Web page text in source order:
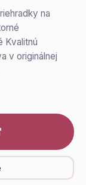
na
Kvalitnú
v originálnej